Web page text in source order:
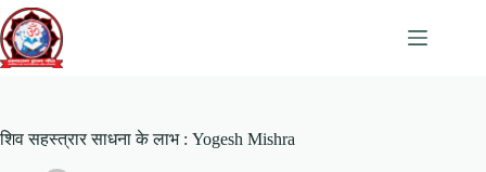
Skip
to
content
शिव सहस्त्रार साधना के लाभ : Yogesh Mishra